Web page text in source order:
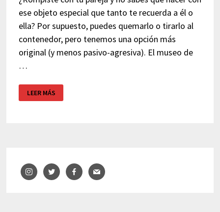
ese objeto especial que tanto te recuerda a él o
ella? Por supuesto, puedes quemarlo o tirarlo al
contenedor, pero tenemos una opción más
original (y menos pasivo-agresiva). El museo de
…
DE
RELACIONES
LEER MÁS